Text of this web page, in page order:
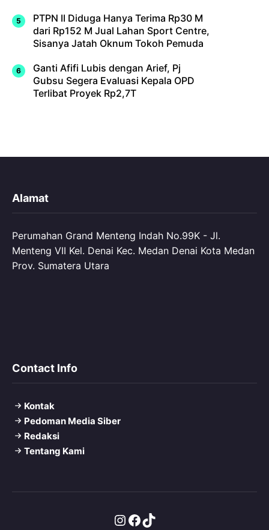
PTPN II Diduga Hanya Terima Rp30 M
dari Rp152 M Jual Lahan Sport Centre,
Sisanya Jatah Oknum Tokoh Pemuda
Ganti Afifi Lubis dengan Arief, Pj
Gubsu Segera Evaluasi Kepala OPD
Terlibat Proyek Rp2,7T
Alamat
Perumahan Grand Menteng Indah No.99K - Jl.
Menteng VII Kel. Denai Kec. Medan Denai Kota Medan
Prov. Sumatera Utara
Contact Info
Kontak
Pedoman Media Siber
Redaksi
Tentang Kami
Instagram
Facebook
TikTok